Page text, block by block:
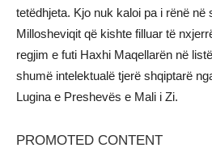
tetëdhjeta. Kjo nuk kaloi pa i rënë
Millosheviqit që kishte filluar të
regjim e futi Haxhi Maqellarën në
shumë intelektualë tjerë shqiptarë
Lugina e Preshevës e Mali i Zi.